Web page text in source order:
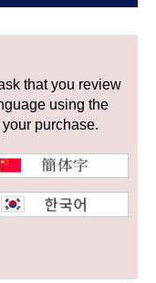
す
未使用品
アンティーク品
SALE
込む
that you review
using the
purchase.